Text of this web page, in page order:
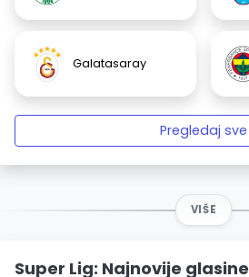
Galatasaray
Pregledaj sve
VIŠE
Super Lig: Najnovije glasine